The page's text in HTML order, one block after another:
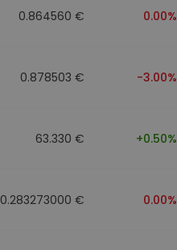
0.864560 € 0.00%
0.878503 € -3.00%
63.330 € +0.50%
0.283273000 € 0.00%